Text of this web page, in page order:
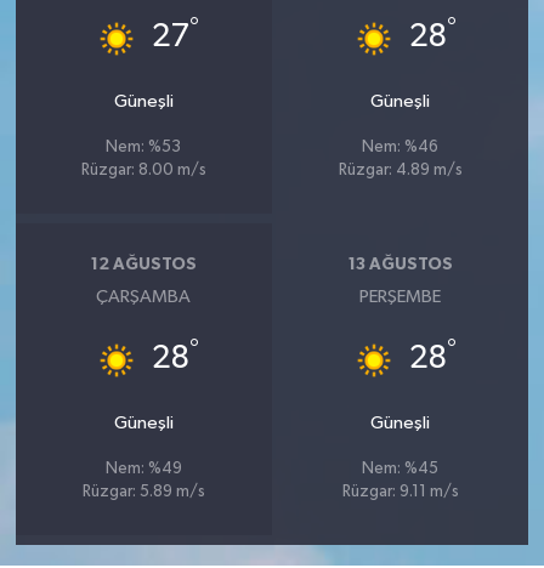
27°
Güneşli
Nem: %53
Rüzgar: 8.00 m/s
28°
Güneşli
Nem: %46
Rüzgar: 4.89 m/s
12 AĞUSTOS
ÇARŞAMBA
28°
Güneşli
Nem: %49
Rüzgar: 5.89 m/s
13 AĞUSTOS
PERŞEMBE
28°
Güneşli
Nem: %45
Rüzgar: 9.11 m/s